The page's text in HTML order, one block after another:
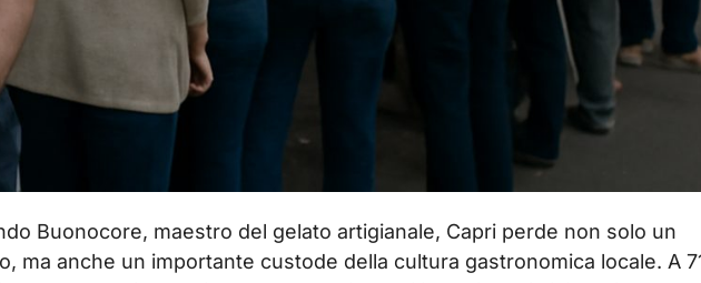
Buonocore, maestro del gelato artigianale, Capri perde non solo un
ma anche un importante custode della cultura gastronomica locale. A